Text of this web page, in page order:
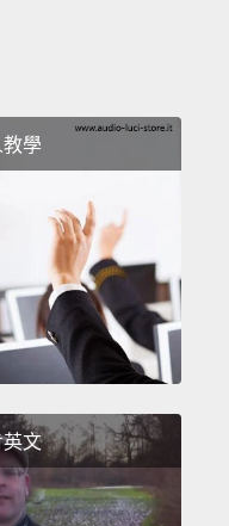
not, this kind
成是我們的大
to a cue that it
reward.
And
more and
part of
them
with that,
學
文